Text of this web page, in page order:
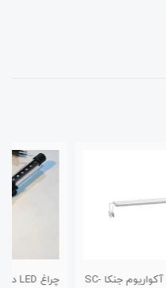
چراغ LED داخل آکواریومی roxin،